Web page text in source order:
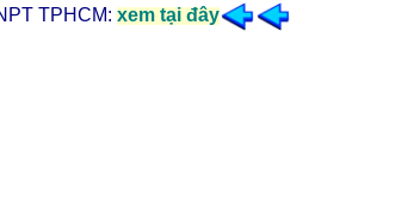
TPHCM: xem tại đây